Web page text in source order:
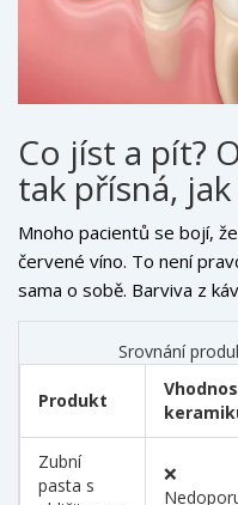
Co jíst a pít?
tak přísná,
Mnoho pacientů se bojí,
červené víno. To není
sama o sobě. Barviva z
usazují, ale dá se je
pomocí správných
lepivé a tvrdé potraviny.
kostek, otevření lahví
Keramika může
celozubní koruny, riziko
stále platí: zuby nejsou
Srovnání
Produkt
Zubní
pasta s
❌